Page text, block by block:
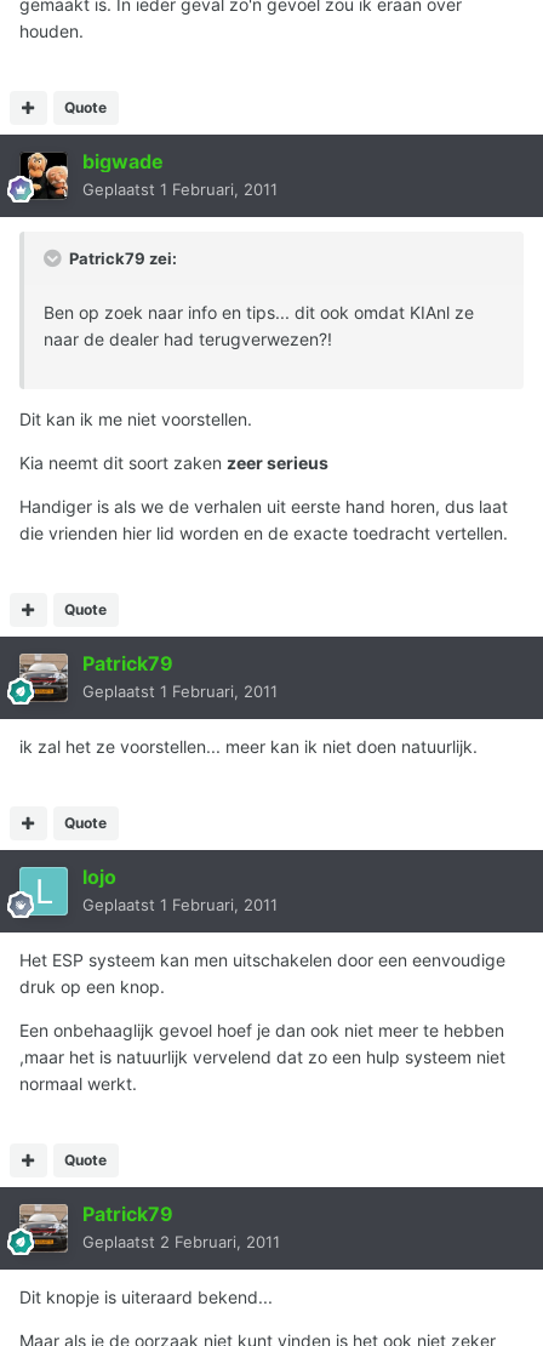
gemaakt is. In ieder geval zo'n gevoel zou ik eraan over
houden.
Quote
bigwade
Geplaatst 1 Februari, 2011
Patrick79 zei:
Ben op zoek naar info en tips... dit ook omdat KIAnl ze
naar de dealer had terugverwezen?!
Dit kan ik me niet voorstellen.
Kia neemt dit soort zaken zeer serieus
Handiger is als we de verhalen uit eerste hand horen, dus laat
die vrienden hier lid worden en de exacte toedracht vertellen.
Quote
Patrick79
Geplaatst 1 Februari, 2011
ik zal het ze voorstellen... meer kan ik niet doen natuurlijk.
Quote
lojo
Geplaatst 1 Februari, 2011
Het ESP systeem kan men uitschakelen door een eenvoudige
druk op een knop.
Een onbehaaglijk gevoel hoef je dan ook niet meer te hebben
,maar het is natuurlijk vervelend dat zo een hulp systeem niet
normaal werkt.
Quote
Patrick79
Geplaatst 2 Februari, 2011
Dit knopje is uiteraard bekend...
Maar als je de oorzaak niet kunt vinden is het ook niet zeker